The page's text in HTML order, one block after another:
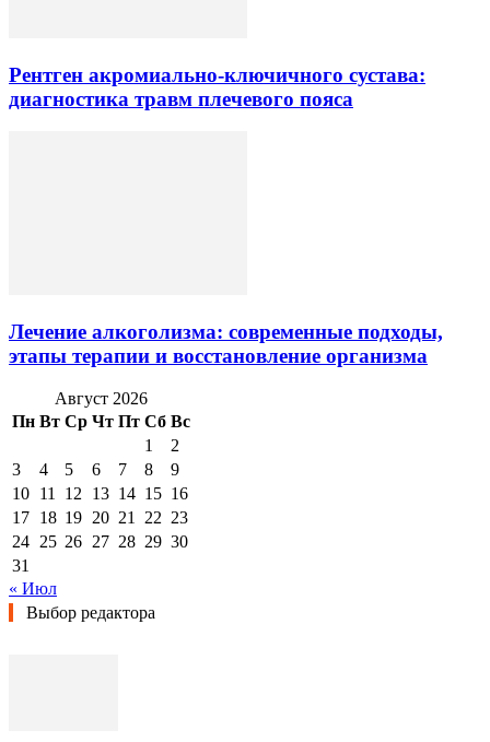
Рентген акромиально-ключичного сустава:
диагностика травм плечевого пояса
Лечение алкоголизма: современные подходы,
этапы терапии и восстановление организма
Август 2026
Пн Вт Ср Чт Пт Сб Вс
1
2
3
4 5 6 7 8
9
10 11 12 13 14 15 16
17 18 19 20 21 22 23
24 25 26 27 28 29 30
31
« Июл
Выбор редактора